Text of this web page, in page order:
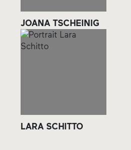
JOANA TSCHEINIG
LARA SCHITTO